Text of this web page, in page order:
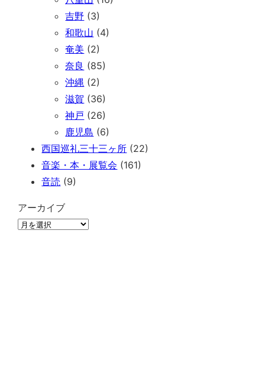
吉野 (3)
和歌山 (4)
奄美 (2)
奈良 (85)
沖縄 (2)
滋賀 (36)
神戸 (26)
鹿児島 (6)
西国巡礼三十三ヶ所 (22)
音楽・本・展覧会 (161)
音読 (9)
アーカイブ